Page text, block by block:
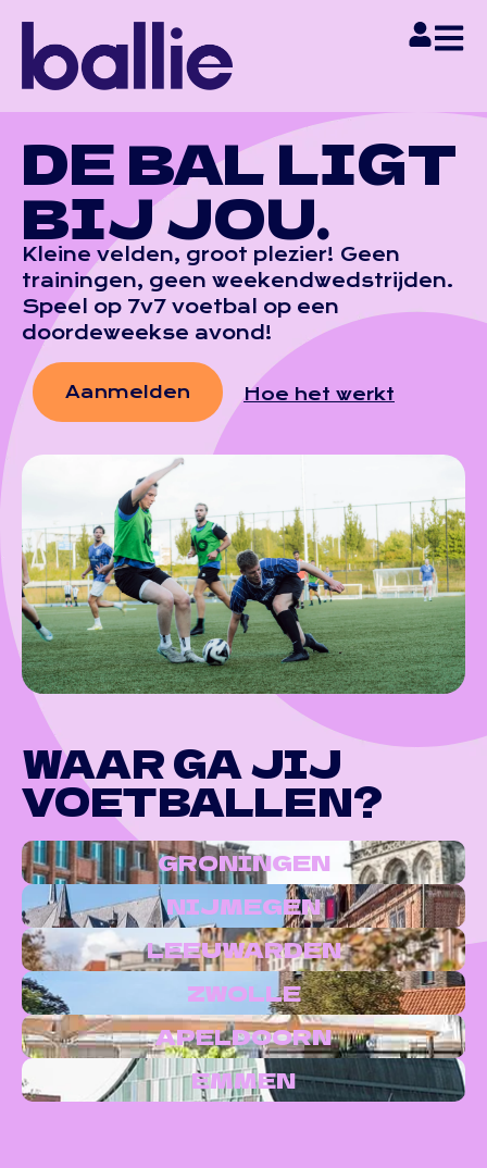
DE BAL LIGT
BIJ JOU.
Kleine velden, groot plezier! Geen
trainingen, geen weekendwedstrijden.
Speel op 7v7 voetbal op een
doordeweekse avond!
Aanmelden Hoe het werkt
WAAR GA JIJ
VOETBALLEN?
GRONINGEN
NIJMEGEN
LEEUWARDEN
ZWOLLE
APELDOORN
EMMEN